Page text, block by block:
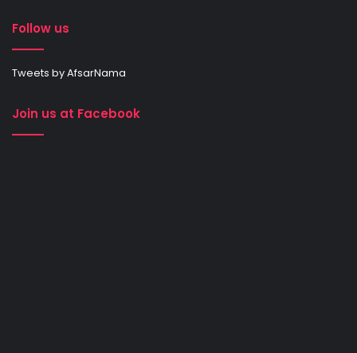
Follow us
Tweets by AfsarNama
Join us at Facebook